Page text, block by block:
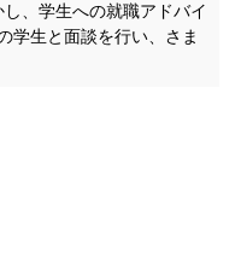
、学生への就職アドバイ
学生と面談を行い、さま